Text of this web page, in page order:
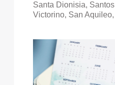
Santa Dionisia,
Victorino, San